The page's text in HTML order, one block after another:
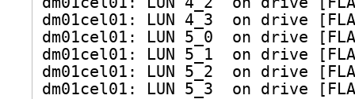
dm01cel01: LUN 4_3  on drive
dm01cel01: LUN 5_0  on drive
dm01cel01: LUN 5_1  on drive
dm01cel01: LUN 5_2  on drive
dm01cel01: LUN 5_3  on drive